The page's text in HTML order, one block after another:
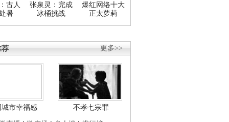
古人
暑
张泉灵：完成
冰桶挑战
爆红网络十大
正太萝莉
更多>>
荐
城市幸福感
不孝七宗罪